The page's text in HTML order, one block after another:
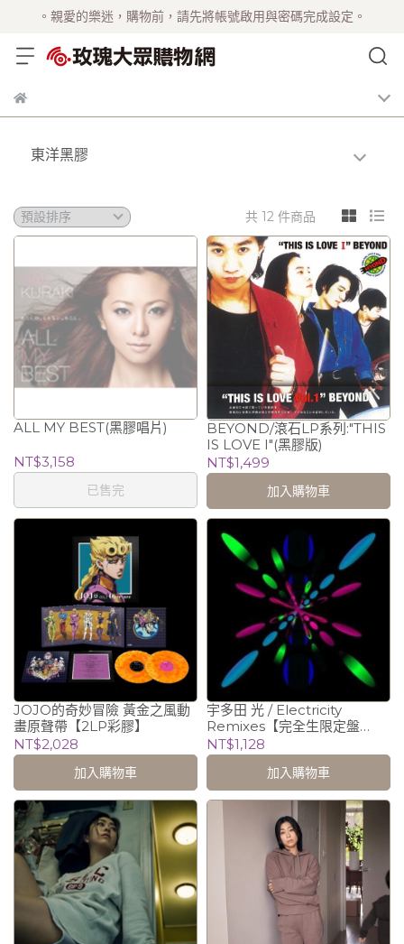
。親愛的樂迷，購物前，請先將帳號啟用與密碼完成設定。
東洋黑膠
共 12 件商品
ALL MY BEST(黑膠唱片)
NT$3,158
已售完
BEYOND/滾石LP系列:"THIS
IS LOVE I"(黑膠版)
NT$1,499
加入購物車
JOJO的奇妙冒險 黃金之風動
畫原聲帶【2LP彩膠】
NT$2,028
加入購物車
宇多田 光 / Electricity
Remixes【完全生限定盤
LP】
NT$1,128
加入購物車